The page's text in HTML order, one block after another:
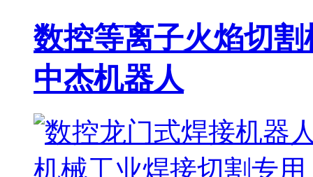
数控等离子火焰切
中杰机器人